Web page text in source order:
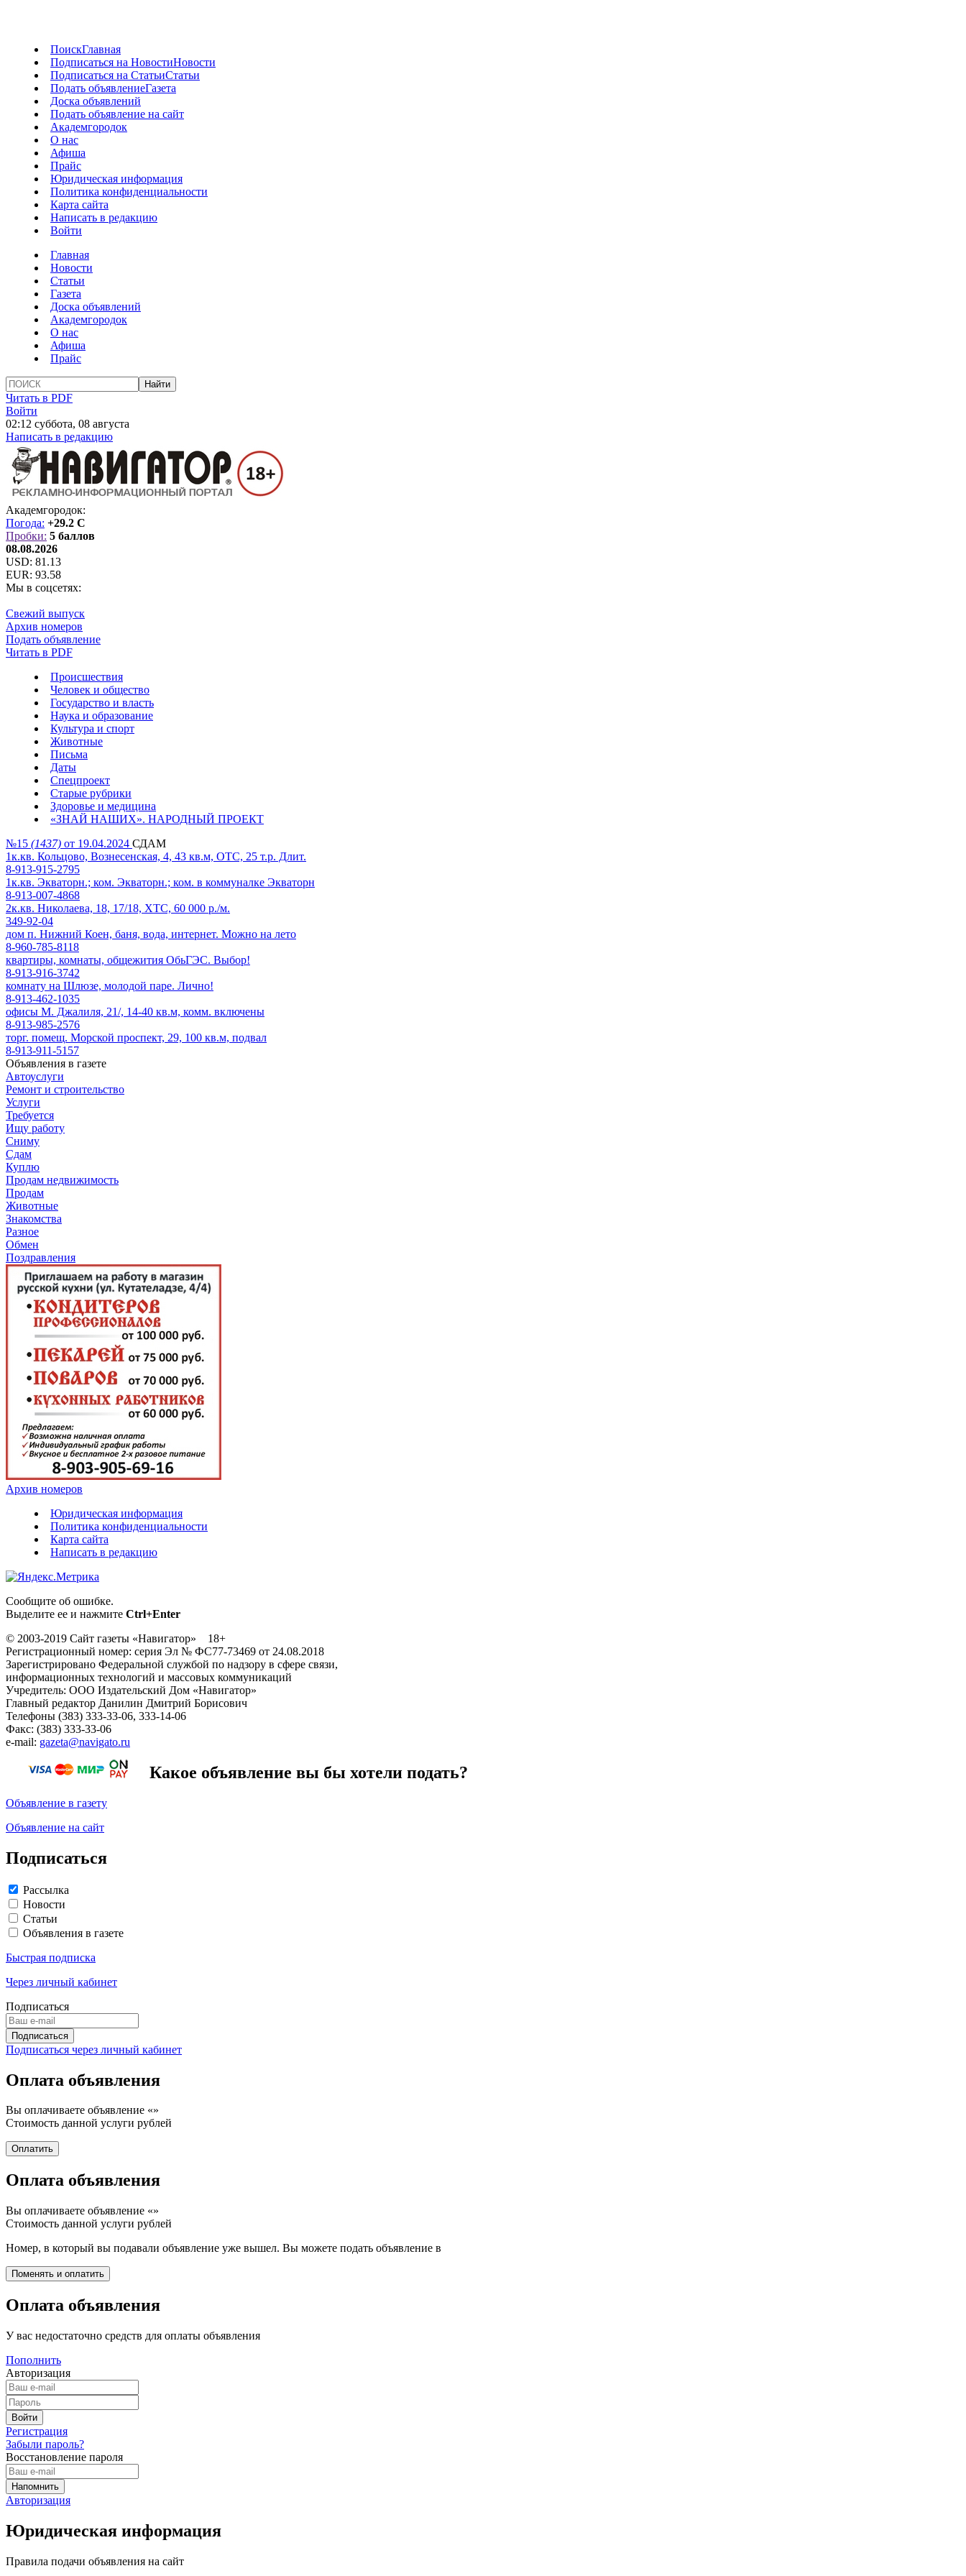
ПоискГлавная
Подписаться на НовостиНовости
Подписаться на СтатьиСтатьи
Подать объявлениеГазета
Доска объявлений
Подать объявление на сайт
Академгородок
О нас
Афиша
Прайс
Юридическая информация
Политика конфиденциальности
Карта сайта
Написать в редакцию
Войти
Главная
Новости
Статьи
Газета
Доска объявлений
Академгородок
О нас
Афиша
Прайс
Читать в PDF
Войти
02:12 суббота, 08 августа
Написать в редакцию
Академгородок:
Погода: +29.2 C
Пробки: 5 баллов
08.08.2026
USD: 81.13
EUR: 93.58
Мы в соцсетях:
Свежий выпуск
Архив номеров
Подать объявление
Читать в PDF
Происшествия
Человек и общество
Государство и власть
Наука и образование
Культура и спорт
Животные
Письма
Даты
Спецпроект
Старые рубрики
Здоровье и медицина
«ЗНАЙ НАШИХ». НАРОДНЫЙ ПРОЕКТ
№15 (1437) от 19.04.2024 СДАМ
1к.кв. Кольцово, Вознесенская, 4, 43 кв.м, ОТС, 25 т.р. Длит.
8-913-915-2795
1к.кв. Экваторн.; ком. Экваторн.; ком. в коммуналке Экваторн
8-913-007-4868
2к.кв. Николаева, 18, 17/18, ХТС, 60 000 р./м.
349-92-04
дом п. Нижний Коен, баня, вода, интернет. Можно на лето
8-960-785-8118
квартиры, комнаты, общежития ОбьГЭС. Выбор!
8-913-916-3742
комнату на Шлюзе, молодой паре. Лично!
8-913-462-1035
офисы М. Джалиля, 21/, 14-40 кв.м, комм. включены
8-913-985-2576
торг. помещ. Морской проспект, 29, 100 кв.м, подвал
8-913-911-5157
Объявления в газете
Автоуслуги
Ремонт и строительство
Услуги
Требуется
Ищу работу
Сниму
Сдам
Куплю
Продам недвижимость
Продам
Животные
Знакомства
Разное
Обмен
Поздравления
Архив номеров
Юридическая информация
Политика конфиденциальности
Карта сайта
Написать в редакцию
Сообщите об ошибке.
Выделите ее и нажмите Ctrl+Enter
© 2003-2019 Сайт газеты «Навигатор» 18+
Регистрационный номер: серия Эл № ФС77-73469 от 24.08.2018
Зарегистрировано Федеральной службой по надзору в сфере связи,
информационных технологий и массовых коммуникаций
Учредитель: ООО Издательский Дом «Навигатор»
Главный редактор Данилин Дмитрий Борисович
Телефоны (383) 333-33-06, 333-14-06
Факс: (383) 333-33-06
e-mail: gazeta@navigato.ru
Какое объявление вы бы хотели подать?
Объявление в газету
Объявление на сайт
Подписаться
Рассылка
Новости
Статьи
Объявления в газете
Быстрая подписка
Через личный кабинет
Подписаться
Подписаться через личный кабинет
Оплата объявления
Вы оплачиваете объявление «»
Стоимость данной услуги рублей
Оплата объявления
Вы оплачиваете объявление «»
Стоимость данной услуги рублей
Номер, в который вы подавали объявление уже вышел. Вы можете подать объявление в
Оплата объявления
У вас недостаточно средств для оплаты объявления
Пополнить
Авторизация
Регистрация
Забыли пароль?
Восстановление пароля
Авторизация
Юридическая информация
Правила подачи объявления на сайт